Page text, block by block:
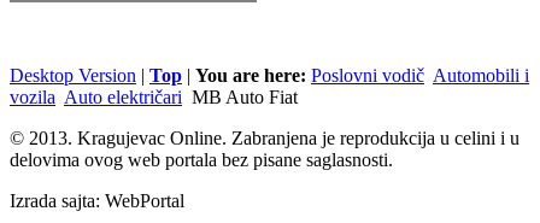
Desktop Version | Top | You are here: Poslovni vodič Automobili i
vozila Auto električari MB Auto Fiat
© 2013. Kragujevac Online. Zabranjena je reprodukcija u celini i u
delovima ovog web portala bez pisane saglasnosti.
Izrada sajta: WebPortal